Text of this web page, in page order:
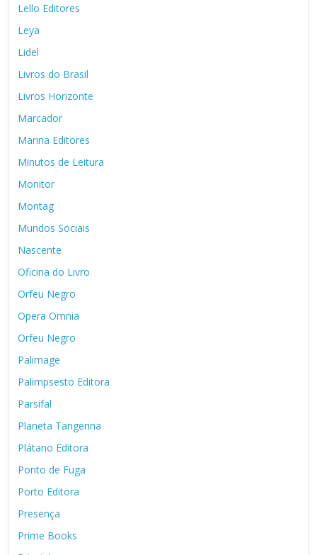
Lello Editores
Leya
Lidel
Livros do Brasil
Livros Horizonte
Marcador
Marina Editores
Minutos de Leitura
Monitor
Montag
Mundos Sociais
Nascente
Oficina do Livro
Orfeu Negro
Opera Omnia
Orfeu Negro
Palimage
Palimpsesto Editora
Parsifal
Planeta Tangerina
Plátano Editora
Ponto de Fuga
Porto Editora
Presença
Prime Books